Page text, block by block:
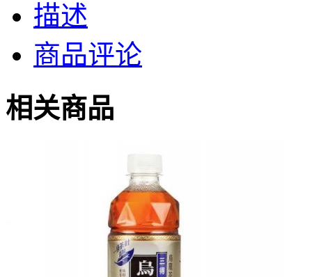
描述
商品评论
相关商品